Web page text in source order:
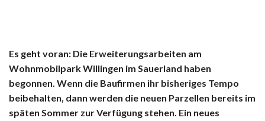
Es geht voran: Die Erweiterungsarbeiten am
Wohnmobilpark Willingen im Sauerland haben
begonnen. Wenn die Baufirmen ihr bisheriges Tempo
beibehalten, dann werden die neuen Parzellen bereits im
späten Sommer zur Verfügung stehen. Ein neues